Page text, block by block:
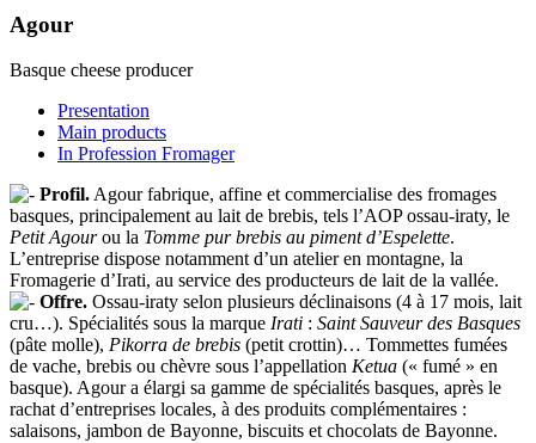
Agour
Basque cheese producer
Presentation
Main products
In Profession Fromager
Profil.Agour fabrique, affine et commercialise des fromages
basques, principalement au lait de brebis, tels l’AOP ossau-iraty, le
Petit Agourou la Tomme pur brebis au piment d’Espelette.
L’entreprise dispose notamment d’un atelier en montagne, la
Fromagerie d’Irati, au service des producteurs de lait de la vallée.
Offre. Ossau-iraty selon plusieurs déclinaisons (4 à 17 mois, lait
cru…). Spécialités sous la marque Irati : Saint Sauveur des Basques
(pâte molle), Pikorra de brebis (petit crottin)… Tommettes fumées
de vache, brebis ou chèvre sous l’appellation Ketua (« fumé » en
basque). Agour a élargi sa gamme de spécialités basques, après le
rachat d’entreprises locales, à des produits complémentaires :
salaisons, jambon de Bayonne, biscuits et chocolats de Bayonne.